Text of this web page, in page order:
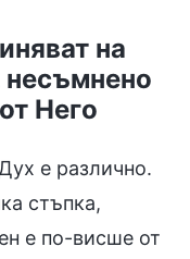
на
несъмнено
Него
е различно.
стъпка,
е по-висше от